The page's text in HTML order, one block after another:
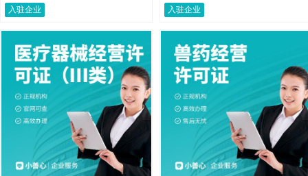
入驻企业
入驻企业